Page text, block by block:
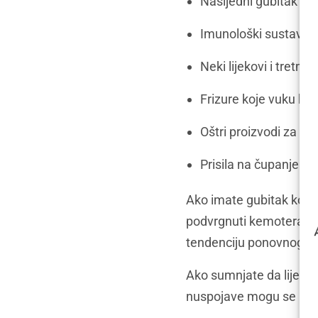
Imunološki sustav
Neki lijekovi i tretmani
Frizure koje vuku kosu
Oštri proizvodi za
Prisila na čupanje
Ako imate gubitak
podvrgnuti
tendenciju ponovnog
Ako sumnjate da
nuspojave mogu se